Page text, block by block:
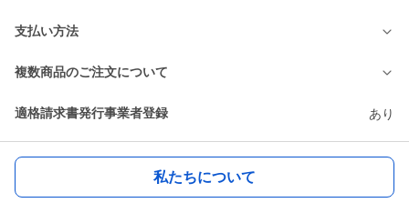
支払い方法
複数商品のご注文について
適格請求書発行事業者登録 あり
私たちについて